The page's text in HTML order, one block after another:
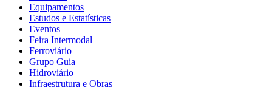
Equipamentos
Estudos e Estatísticas
Eventos
Feira Intermodal
Ferroviário
Grupo Guia
Hidroviário
Infraestrutura e Obras